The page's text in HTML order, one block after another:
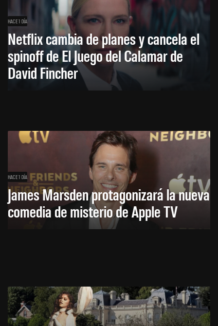
HACE 1 DÍA
Netflix cambia de planes y cancela el
spinoff de El Juego del Calamar de
David Fincher
HACE 1 DÍA
James Marsden protagonizará la nueva
comedia de misterio de Apple TV